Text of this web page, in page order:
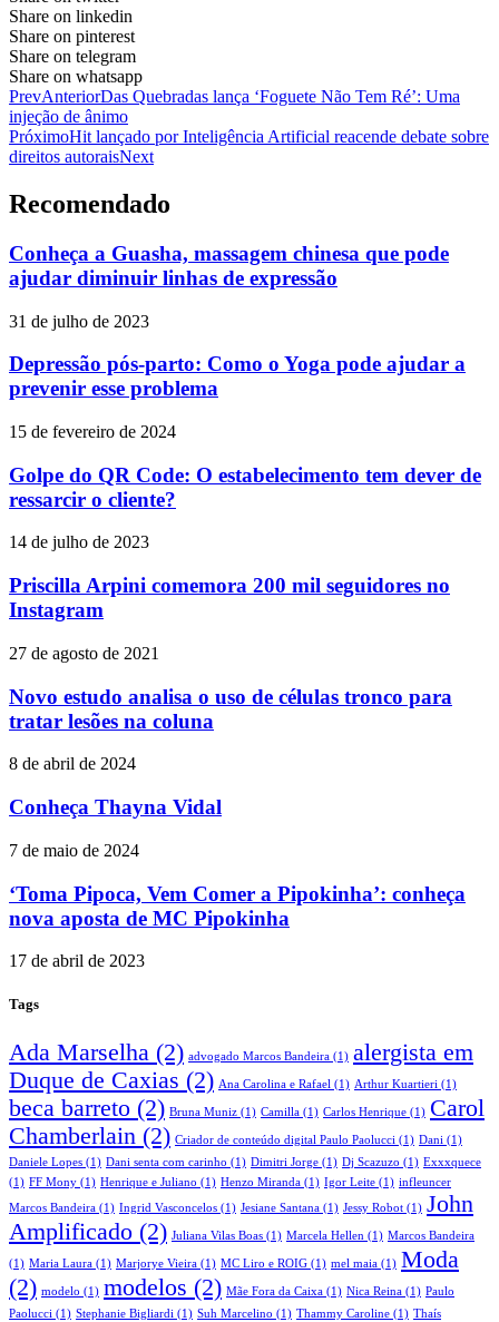
Share on linkedin
Share on pinterest
Share on telegram
Share on whatsapp
PrevAnteriorDas Quebradas lança ‘Foguete Não Tem Ré’: Uma
injeção de ânimo
PróximoHit lançado por Inteligência Artificial reacende debate sobre
direitos autoraisNext
Recomendado
Conheça a Guasha, massagem chinesa que pode
ajudar diminuir linhas de expressão
31 de julho de 2023
Depressão pós-parto: Como o Yoga pode ajudar a
prevenir esse problema
15 de fevereiro de 2024
Golpe do QR Code: O estabelecimento tem dever de
ressarcir o cliente?
14 de julho de 2023
Priscilla Arpini comemora 200 mil seguidores no
Instagram
27 de agosto de 2021
Novo estudo analisa o uso de células tronco para
tratar lesões na coluna
8 de abril de 2024
Conheça Thayna Vidal
7 de maio de 2024
‘Toma Pipoca, Vem Comer a Pipokinha’: conheça
nova aposta de MC Pipokinha
17 de abril de 2023
Tags
Ada Marselha (2) advogado Marcos Bandeira (1) alergista em
Duque de Caxias (2) Ana Carolina e Rafael (1) Arthur Kuartieri (1)
beca barreto (2) Bruna Muniz (1) Camilla (1) Carlos Henrique (1) Carol
Chamberlain (2) Criador de conteúdo digital Paulo Paolucci (1) Dani (1)
Daniele Lopes (1) Dani senta com carinho (1) Dimitri Jorge (1) Dj Scazuzo (1) Exxxquece
(1) FF Mony (1) Henrique e Juliano (1) Henzo Miranda (1) Igor Leite (1) infleuncer
Marcos Bandeira (1) Ingrid Vasconcelos (1) Jesiane Santana (1) Jessy Robot (1) John
Amplificado (2) Juliana Vilas Boas (1) Marcela Hellen (1) Marcos Bandeira
(1) Maria Laura (1) Marjorye Vieira (1) MC Liro e ROIG (1) mel maia (1) Moda
(2) modelo (1) modelos (2) Mãe Fora da Caixa (1) Nica Reina (1) Paulo
Paolucci (1) Stephanie Bigliardi (1) Suh Marcelino (1) Thammy Caroline (1) Thaís